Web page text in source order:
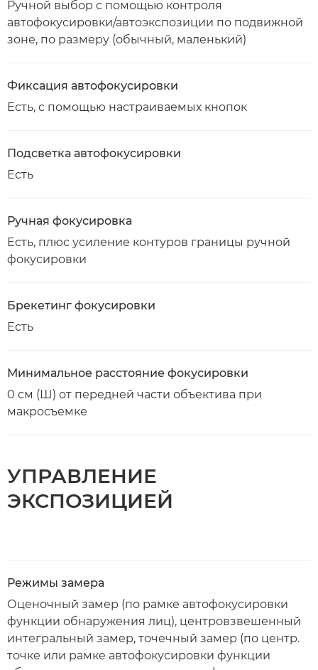
Ручной выбор с помощью контроля
автофокусировки/автоэкспозиции по подвижной
зоне, по размеру (обычный, маленький)
Фиксация автофокусировки
Есть, с помощью настраиваемых кнопок
Подсветка автофокусировки
Есть
Ручная фокусировка
Есть, плюс усиление контуров границы ручной
фокусировки
Брекетинг фокусировки
Есть
Минимальное расстояние фокусировки
0 см (Ш) от передней части объектива при
макросъемке
УПРАВЛЕНИЕ
ЭКСПОЗИЦИЕЙ
Режимы замера
Оценочный замер (по рамке автофокусировки
функции обнаружения лиц), центровзвешенный
интегральный замер, точечный замер (по центр.
точке или рамке автофокусировки функции